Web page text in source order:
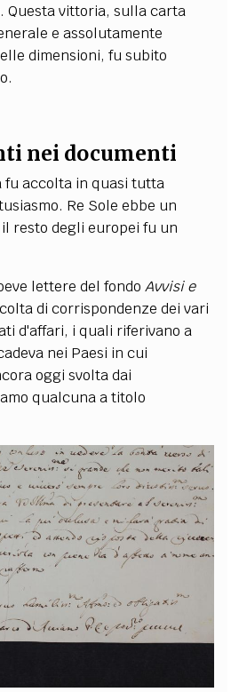
Questa vittoria, sulla carta
e assolutamente
dimensioni, fu subito
nei documenti
fu accolta in quasi tutta
Re Sole ebbe un
resto degli europei fu un
lettere del fondoAvvisi e
di corrispondenze dei vari
d'affari, i quali riferivano a
nei Paesi in cui
oggi svolta dai
qualcuna a titolo